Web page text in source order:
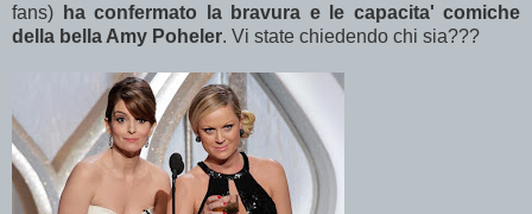
fans)
ha confermato la bravura e le capacita' comiche
della bella Amy Poheler. Vi state chiedendo chi sia???